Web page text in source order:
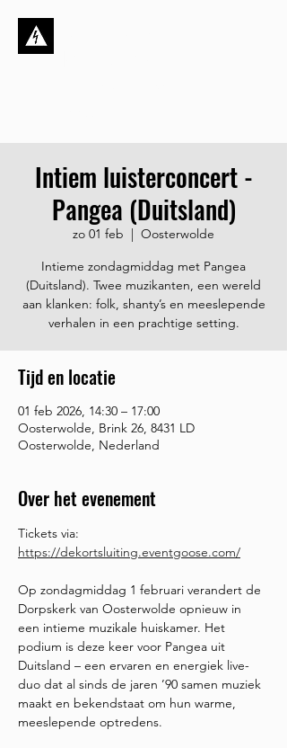
Intiem luisterconcert -
Pangea (Duitsland)
zo 01 feb
  |
Oosterwolde
Intieme zondagmiddag met Pangea
(Duitsland). Twee muzikanten, een wereld
aan klanken: folk, shanty’s en meeslepende
verhalen in een prachtige setting.
Tijd en locatie
01 feb 2026, 14:30 – 17:00
Oosterwolde, Brink 26, 8431 LD
Oosterwolde, Nederland
Over het evenement
Tickets via:
https://dekortsluiting.eventgoose.com/
Op zondagmiddag 1 februari verandert de
Dorpskerk van Oosterwolde opnieuw in
een intieme muzikale huiskamer. Het
podium is deze keer voor Pangea uit
Duitsland – een ervaren en energiek live-
duo dat al sinds de jaren ’90 samen muziek
maakt en bekendstaat om hun warme,
meeslepende optredens.